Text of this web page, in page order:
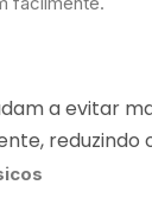
a evitar